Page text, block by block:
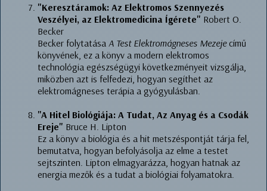
"Keresztáramok: Az Elektromos Szennyezés
Veszélyei, az Elektromedicina Ígérete" Robert O.
Becker
Becker folytatása A Test Elektromágneses Mezejecímű
könyvének, ez a könyv a modern elektromos
technológia egészségügyi következményeit vizsgálja,
miközben azt is felfedezi, hogyan segíthet az
elektromágneses terápia a gyógyulásban.
"A Hitel Biológiája: A Tudat, Az Anyag és a Csodák
Ereje" Bruce H. Lipton
Ez a könyv a biológia és a hit metszéspontját tárja fel,
bemutatva, hogyan befolyásolja az elme a testet
sejtszinten. Lipton elmagyarázza, hogyan hatnak az
energia mezők és a tudat a biológiai folyamatokra.